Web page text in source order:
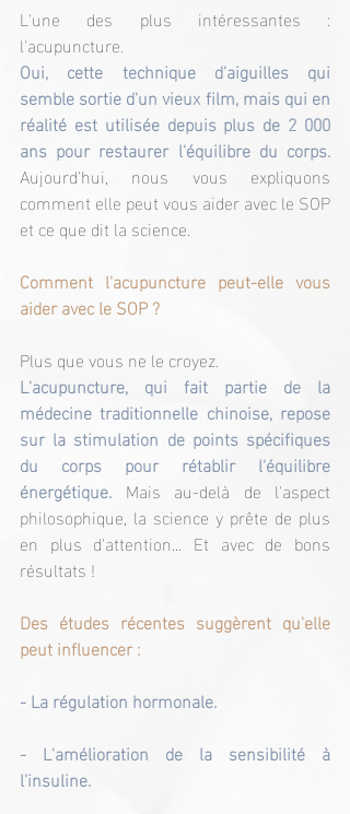
L'une des plus intéressantes :
l'acupuncture.
Oui, cette technique d'aiguilles qui
semble sortie d'un vieux film, mais qui en
réalité est utilisée depuis plus de 2 000
Aujourd'hui, nous vous expliquons
comment elle peut vous aider avec le SOP
et ce que dit la science.
Comment l'acupuncture peut-elle vous
aider avec le SOP ?
Plus que vous ne le croyez.
L'acupuncture, qui fait partie de la
médecine traditionnelle chinoise, repose
sur la stimulation de points spécifiques
du corps pour rétablir l'équilibre
énergétique. Mais au-delà de l'aspect
philosophique, la science y prête de plus
en plus d'attention... Et avec de bons
résultats !
Des études récentes suggèrent qu'elle
peut influencer :
- La régulation hormonale.
- L'amélioration de la sensibilité à
l'insuline.